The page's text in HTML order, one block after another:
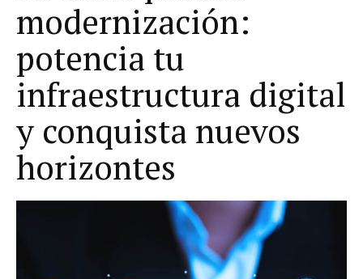
modernización:
potencia tu
infraestructura digital
y conquista nuevos
horizontes